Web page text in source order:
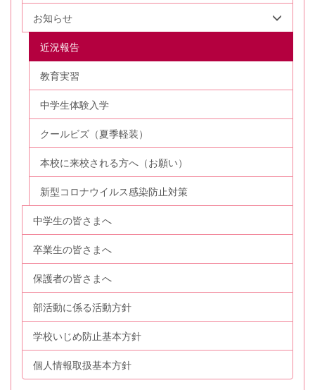
お知らせ
近況報告
教育実習
中学生体験入学
クールビズ（夏季軽装）
本校に来校される方へ（お願い）
新型コロナウイルス感染防止対策
中学生の皆さまへ
卒業生の皆さまへ
保護者の皆さまへ
部活動に係る活動方針
学校いじめ防止基本方針
個人情報取扱基本方針